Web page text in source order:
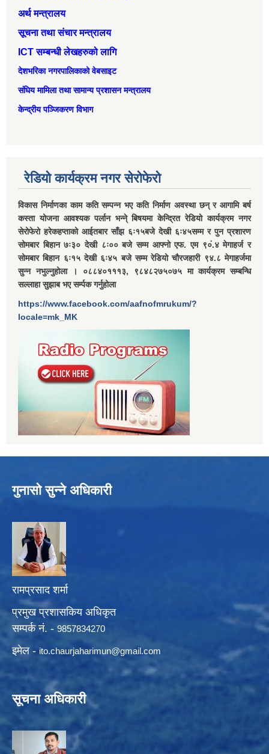
अर्थ मन्त्रालय
सूचना तथा संचार मन्त्रालय
ICT सम्बन्धी लेखहरुको लागि
देशभरिका नगरपालिकाको वेबसाइट
संघिय मामिला तथा सामान्‍य प्रशासन मन्त्रालय
केन्द्रीय पञ्जिकरण विभाग
रेडियो कार्यक्रम नगर सेरोफेरो
विकास निर्माणका काम कति सम्पन्न भए कति निर्माण अवस्था छन् र आगामि बर्ष
कस्ता योजना आवश्यक पर्लान भन्ने् बिषयमा केन्द्रित रेडियो कार्यक्रम नगर
सेरोफेरो हरेकहप्ताको आईतबार साँझ ६ः१५बजे देखी ६ः४५सम्म र पुन प्रशारण
सोमबार बिहान ७ः३० देखी ८ः०० बजे सम्म आफ्नो एफ. एम ९०ं.४ मेगाहर्ज र
सोमबार बिहान ६ः१५ देखी ६ः४५ बजे सम्म रेडियो चौरजहारी ९४.८ मेगाहर्जमा
सुन्न नभुल्नुहोला । ०८८४०१११३, ९८४८२७५०७५ मा कार्यक्रम सम्बन्धि
सल्लाहा सुझाब भए सर्म्पक गर्नुहोला
https://www.facebook.com/aafnofmrukum/?
locale=mk_MK
गुनासो सुन्ने अधिकारी
रामप्रसाद शर्मा
प्रमुख प्रशासकिय अधिकृत
सम्पर्क नं. - 9857834270
इमेल - ito.chaurjaharimun@gmail.com
सूचना अधिकारी